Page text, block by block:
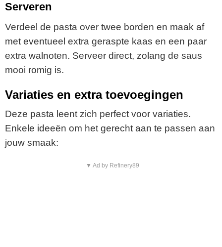
Serveren
Verdeel de pasta over twee borden en maak af
met eventueel extra geraspte kaas en een paar
extra walnoten. Serveer direct, zolang de saus
mooi romig is.
Variaties en extra toevoegingen
Deze pasta leent zich perfect voor variaties.
Enkele ideeën om het gerecht aan te passen aan
jouw smaak:
▼ Ad by Refinery89